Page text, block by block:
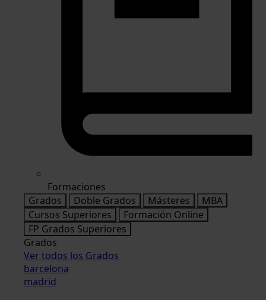
Formaciones
Grados
Doble Grados Másteres
MBA
Cursos Superiores
Formación Online
FP Grados Superiores
Grados
Ver todos los Grados
barcelona
madrid